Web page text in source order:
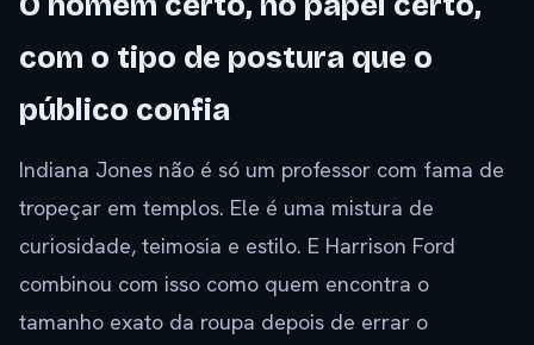
com o tipo de postura que o
público confia
Indiana Jones não é só um professor com fama de
tropeçar em templos. Ele é uma mistura de
curiosidade, teimosia e estilo. E Harrison Ford
combinou com isso como quem encontra o
tamanho exato da roupa depois de errar o